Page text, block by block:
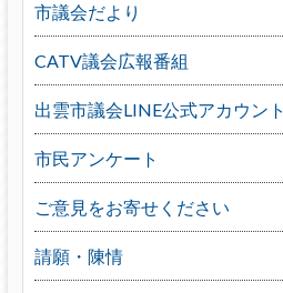
市議会だより
CATV議会広報番組
出雲市議会LINE公式アカウント
市民アンケート
ご意見をお寄せください
請願・陳情